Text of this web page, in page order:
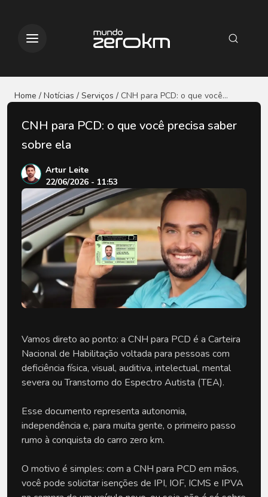
Home / Notícias / Serviços / CNH para PCD: o que você
CNH para PCD: o que você precisa saber
sobre ela
Artur Leite
22/06/2026 - 11:53
Vamos direto ao ponto: a CNH para PCD é a Carteira
Nacional de Habilitação voltada para pessoas com
deficiência física, visual, auditiva, intelectual, mental
severa ou Transtorno do Espectro Autista (TEA).
Esse documento representa autonomia,
independência e, para muita gente, o primeiro passo
rumo à conquista do carro zero km.
O motivo é simples: com a CNH para PCD em mãos,
você pode solicitar isenções de IPI, IOF, ICMS e IPVA